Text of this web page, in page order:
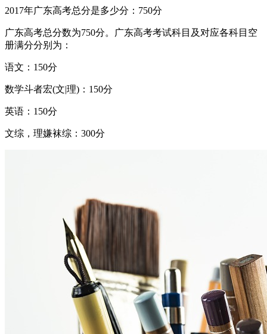
2017年广东高考总分是多少分：750分
广东高考总分数为750分。广东高考考试科目及对应各科目空
册满分分别为：
语文：150分
数学斗者宏(文|理)：150分
英语：150分
文综，理嫌袜综：300分